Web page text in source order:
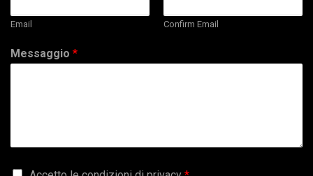
Email Confirm Email
Messaggio *
G